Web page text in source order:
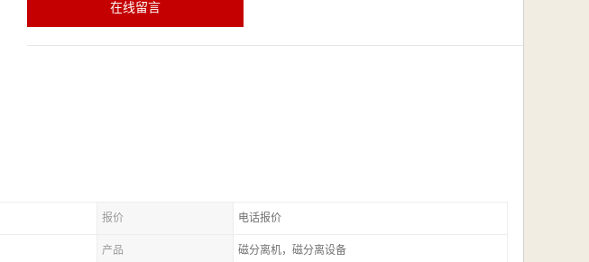
在线留言
报价 电话报价
产品 磁分离机，磁分离设备